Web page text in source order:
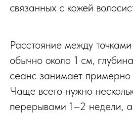
связанных с кожей
Расстояние между
обычно около 1 см,
сеанс занимает
Чаще всего нужно
перерывами 1–2 недели,